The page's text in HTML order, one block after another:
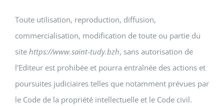
Toute utilisation, reproduction, diffusion,
commercialisation, modification de toute ou partie du
site https://www.saint-tudy.bzh, sans autorisation de
l’Editeur est prohibée et pourra entraînée des actions et
poursuites judiciaires telles que notamment prévues par
le Code de la propriété intellectuelle et le Code civil.